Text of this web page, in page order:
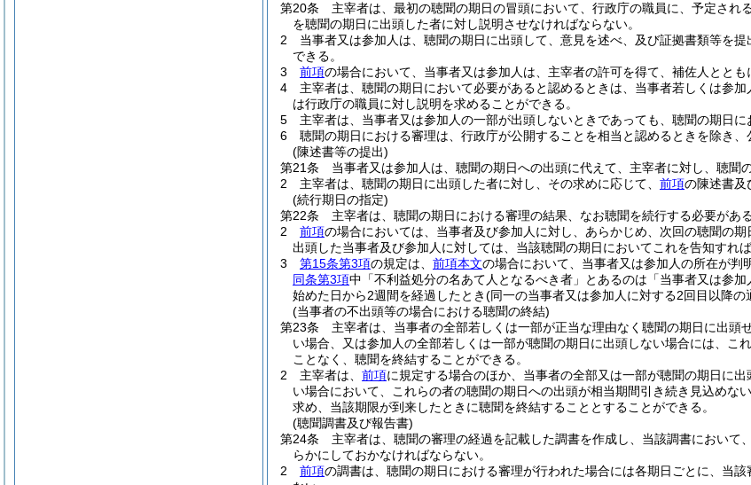
第20条
主宰者は、最初の聴聞の期日の冒頭において、行政庁の職員に、予定さ
を聴聞の期日に出頭した者に対し説明させなければならない。
2
当事者又は参加人は、聴聞の期日に出頭して、意見を述べ、及び証拠書類等を
できる。
3
前項の場合において、当事者又は参加人は、主宰者の許可を得て、補佐人ととも
4
主宰者は、聴聞の期日において必要があると認めるときは、当事者若しくは参
は行政庁の職員に対し説明を求めることができる。
5
主宰者は、当事者又は参加人の一部が出頭しないときであっても、聴聞の期日に
6
聴聞の期日における審理は、行政庁が公開することを相当と認めるときを除き、
(陳述書等の提出)
第21条
当事者又は参加人は、聴聞の期日への出頭に代えて、主宰者に対し、聴聞
2
主宰者は、聴聞の期日に出頭した者に対し、その求めに応じて、 前項の陳述書及
(続行期日の指定)
第22条
主宰者は、聴聞の期日における審理の結果、なお聴聞を続行する必要があ
2
前項の場合においては、当事者及び参加人に対し、あらかじめ、次回の聴聞の
出頭した当事者及び参加人に対しては、当該聴聞の期日においてこれを告知すれば
3
第15条第3項の規定は、 前項本文の場合において、当事者又は参加人の所在が判
同条第3項中「不利益処分の名あて人となるべき者」とあるのは「当事者又は参
始めた日から2週間を経過したとき(同一の当事者又は参加人に対する2回目以降
(当事者の不出頭等の場合における聴聞の終結)
第23条
主宰者は、当事者の全部若しくは一部が正当な理由なく聴聞の期日に出頭
い場合、又は参加人の全部若しくは一部が聴聞の期日に出頭しない場合には、
ことなく、聴聞を終結することができる。
2
主宰者は、 前項に規定する場合のほか、当事者の全部又は一部が聴聞の期日に出
い場合において、これらの者の聴聞の期日への出頭が相当期間引き続き見込め
求め、当該期限が到来したときに聴聞を終結することとすることができる。
(聴聞調書及び報告書)
第24条
主宰者は、聴聞の審理の経過を記載した調書を作成し、当該調書におい
らかにしておかなければならない。
2
前項の調書は、聴聞の期日における審理が行われた場合には各期日ごとに、当